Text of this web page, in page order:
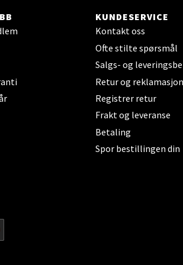
KUNDESERVICE
Kontakt oss
Ofte stilte spørsmål
Salgs- og
Retur og reklamasjon
Registrer retur
Frakt og leveranse
Betaling
Spor bestillingen din